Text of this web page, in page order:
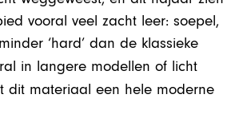
vooral veel zacht leer: soepel,
‘hard’ dan de klassieke
in langere modellen of licht
dit materiaal een hele moderne